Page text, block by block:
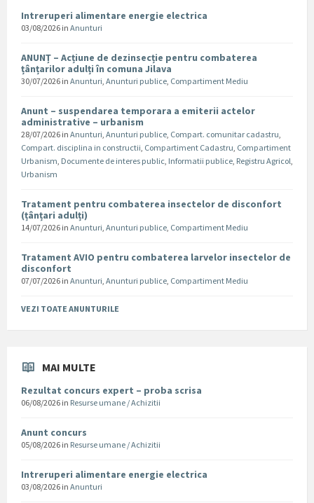
Intreruperi alimentare energie electrica
03/08/2026 in Anunturi
ANUNȚ – Acțiune de dezinsecție pentru combaterea
țânțarilor adulți în comuna Jilava
30/07/2026 in Anunturi, Anunturi publice, Compartiment Mediu
Anunt – suspendarea temporara a emiterii actelor
administrative – urbanism
28/07/2026 in Anunturi, Anunturi publice, Compart. comunitar cadastru,
Compart. disciplina in constructii, Compartiment Cadastru, Compartiment
Urbanism, Documente de interes public, Informatii publice, Registru Agricol,
Urbanism
Tratament pentru combaterea insectelor de disconfort
(țânțari adulți)
14/07/2026 in Anunturi, Anunturi publice, Compartiment Mediu
Tratament AVIO pentru combaterea larvelor insectelor de
disconfort
07/07/2026 in Anunturi, Anunturi publice, Compartiment Mediu
VEZI TOATE ANUNTURILE
MAI MULTE
Rezultat concurs expert – proba scrisa
06/08/2026 in Resurse umane / Achizitii
Anunt concurs
05/08/2026 in Resurse umane / Achizitii
Intreruperi alimentare energie electrica
03/08/2026 in Anunturi